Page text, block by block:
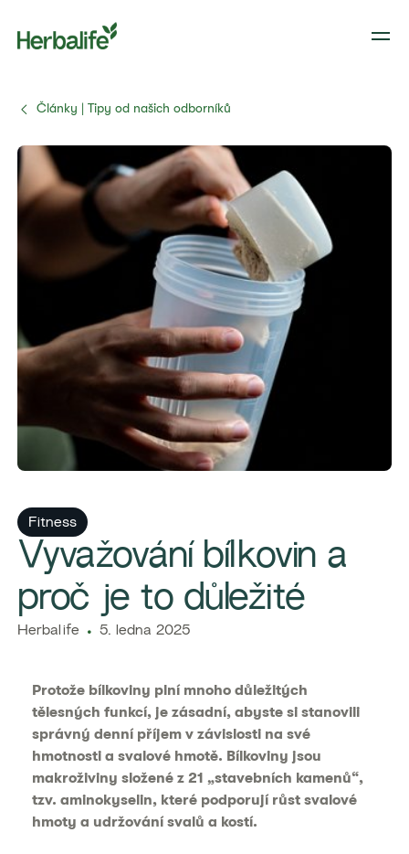
Články | Tipy od našich odborníků
Fitness
Vyvažování bílkovin a
proč je to důležité
Herbalife 5. ledna 2025
Protože bílkoviny plní mnoho důležitých
tělesných funkcí, je zásadní, abyste si stanovili
správný denní příjem v závislosti na své
hmotnosti a svalové hmotě. Bílkoviny jsou
makroživiny složené z 21 „stavebních kamenů“,
tzv. aminokyselin, které podporují růst svalové
hmoty a udržování svalů a kostí.